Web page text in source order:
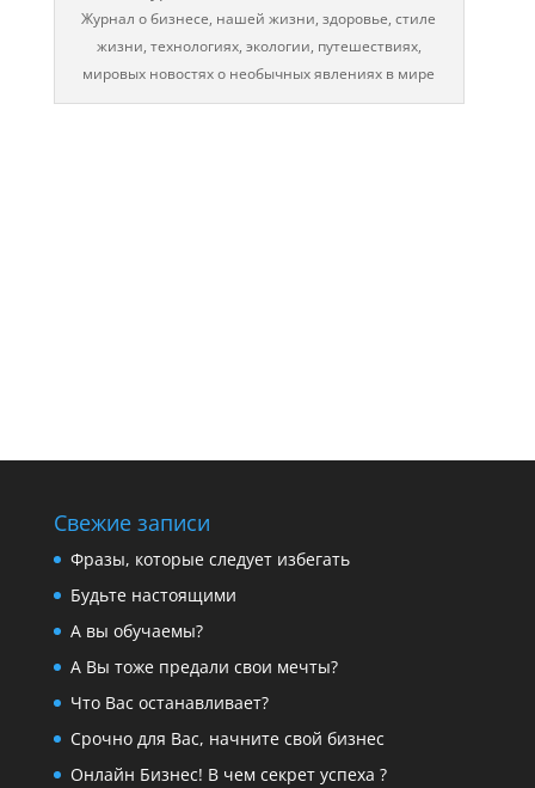
Журнал о бизнесе, нашей жизни, здоровье, стиле
жизни, технологиях, экологии, путешествиях,
мировых новостях о необычных явлениях в мире
Свежие записи
Фразы, которые следует избегать
Будьте настоящими
А вы обучаемы?
А Вы тоже предали свои мечты?
Что Вас останавливает?
Cрочно для Вас, начните свой бизнес
Онлайн Бизнес! В чем секрет успеха ?